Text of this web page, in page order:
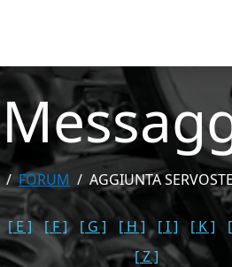
FORUM AGGIUNTA
[ E ] [ F ] [ G ] [ H ] [ I ] [ K ]
[ Z ]